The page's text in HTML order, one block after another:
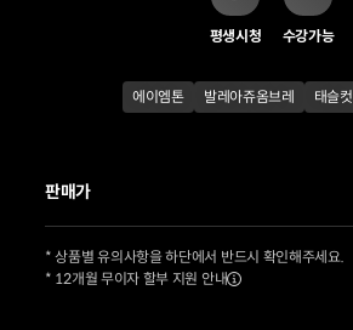
평생시청 수강가능
에이엠톤 발레아쥬옴브레 태슬컷
판매가
* 상품별 유의사항을 하단에서 반드시 확인해주세요.
* 12개월 무이자 할부 지원 안내